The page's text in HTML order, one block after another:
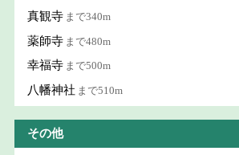
真観寺 まで340m
薬師寺 まで480m
幸福寺 まで500m
八幡神社 まで510m
その他